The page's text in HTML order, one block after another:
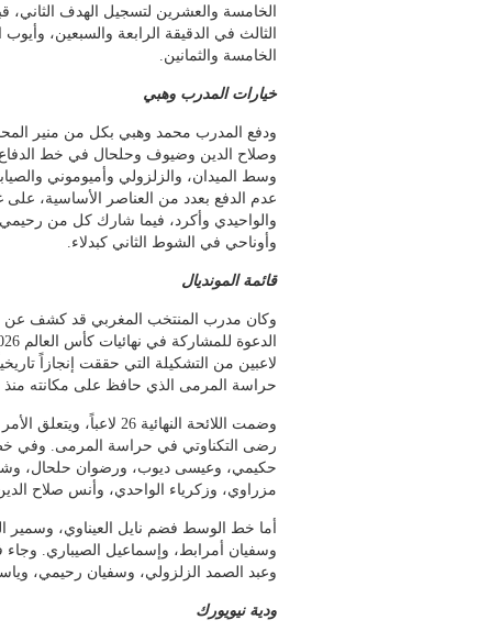
الخامسة والعشرين لتسجيل الهدف
الثالث في الدقيقة الرابعة والسبعين،
الخامسة والثمانين.
خيارات المدرب وهبي
ودفع المدرب محمد وهبي بكل من منير
وصلاح الدين وضيوف وحلحال في خط
وسط الميدان، والزلزولي وأميوموني
عدم الدفع بعدد من العناصر الأساسية، على
والواحيدي وأكرد، فيما شارك كل من
وأوناحي في الشوط الثاني كبدلاء.
قائمة المونديال
وكان مدرب المنتخب المغربي قد كشف عن
لاعبين من التشكيلة التي حققت إنجازاً
حراسة المرمى الذي حافظ على مكانته منذ
وضمت اللائحة النهائية 26
رضى التكناوتي في حراسة المرمى.
حكيمي، وعيسى ديوب، ورضوان حلحال،
مزراوي، وزكرياء الواحدي، وأنس صلاح
أما خط الوسط فضم نايل العيناوي، وسمير
وسفيان أمرابط، وإسماعيل الصيباري.
وعبد الصمد الزلزولي، وسفيان رحيمي،
ودية نيويورك